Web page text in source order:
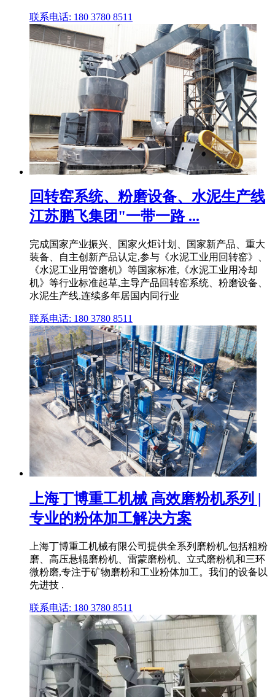
联系电话: 180 3780 8511
回转窑系统、粉磨设备、水泥生产线
江苏鹏飞集团"一带一路 ...
完成国家产业振兴、国家火炬计划、国家新产品、重大
装备、自主创新产品认定,参与《水泥工业用回转窑》、
《水泥工业用管磨机》等国家标准,《水泥工业用冷却
机》等行业标准起草,主导产品回转窑系统、粉磨设备、
水泥生产线,连续多年居国内同行业
联系电话: 180 3780 8511
上海丁博重工机械 高效磨粉机系列 |
专业的粉体加工解决方案
上海丁博重工机械有限公司提供全系列磨粉机,包括粗粉
磨、高压悬辊磨粉机、雷蒙磨粉机、立式磨粉机和三环
微粉磨,专注于矿物磨粉和工业粉体加工。我们的设备以
先进技 .
联系电话: 180 3780 8511